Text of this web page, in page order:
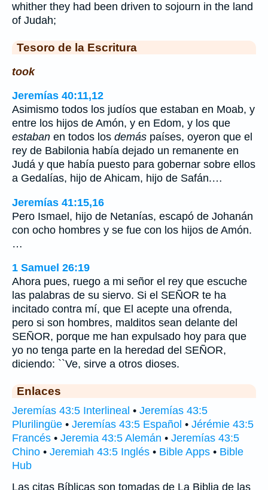
whither they had been driven to sojourn in the land
of Judah;
Tesoro de la Escritura
took
Jeremías 40:11,12
Asimismo todos los judíos que estaban en Moab, y
entre los hijos de Amón, y en Edom, y los que
estaban en todos los demás países, oyeron que el
rey de Babilonia había dejado un remanente en
Judá y que había puesto para gobernar sobre ellos
a Gedalías, hijo de Ahicam, hijo de Safán.…
Jeremías 41:15,16
Pero Ismael, hijo de Netanías, escapó de Johanán
con ocho hombres y se fue con los hijos de Amón.
…
1 Samuel 26:19
Ahora pues, ruego a mi señor el rey que escuche
las palabras de su siervo. Si el SEÑOR te ha
incitado contra mí, que El acepte una ofrenda,
pero si son hombres, malditos sean delante del
SEÑOR, porque me han expulsado hoy para que
yo no tenga parte en la heredad del SEÑOR,
diciendo: ``Ve, sirve a otros dioses.
Enlaces
Jeremías 43:5 Interlineal • Jeremías 43:5
Plurilingüe • Jeremías 43:5 Español • Jérémie 43:5
Francés • Jeremia 43:5 Alemán • Jeremías 43:5
Chino • Jeremiah 43:5 Inglés • Bible Apps • Bible
Hub
Las citas Bíblicas son tomadas de La Biblia de las